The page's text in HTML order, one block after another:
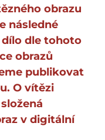
obrazu
následné
dle tohoto
obrazů
publikovat
O vítězi
v digitální